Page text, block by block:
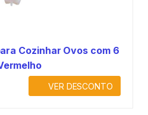
Cozinhar Ovos com 6
VER DESCONTO